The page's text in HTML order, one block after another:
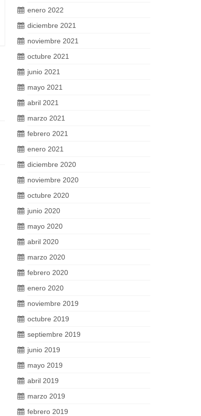
enero 2022
diciembre 2021
noviembre 2021
octubre 2021
junio 2021
mayo 2021
abril 2021
marzo 2021
febrero 2021
enero 2021
diciembre 2020
noviembre 2020
octubre 2020
junio 2020
mayo 2020
abril 2020
marzo 2020
febrero 2020
enero 2020
noviembre 2019
octubre 2019
septiembre 2019
junio 2019
mayo 2019
abril 2019
marzo 2019
febrero 2019